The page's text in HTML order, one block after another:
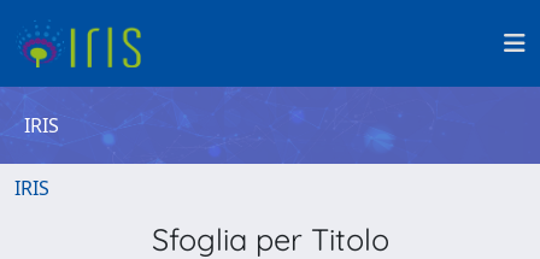
IRIS
IRIS
Sfoglia per Titolo